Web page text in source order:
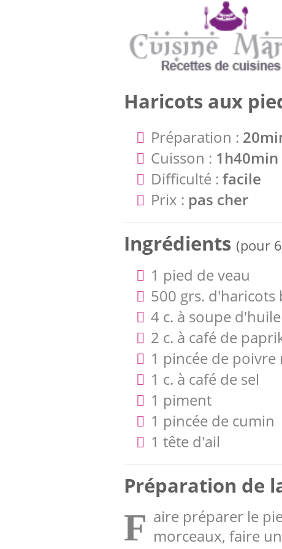
Haricots aux
Préparation :
Cuisson : 1h40min
Difficulté : facile
Prix : pas cher
Ingrédients (pour
1 pied de veau
500 grs. d'haricots
4 c. à soupe d'huile
2 c. à café de
1 pincée de poivre
1 c. à café de sel
1 piment
1 pincée de cumin
1 tête d'ail
Préparation de
F aire préparer le
morceaux, faire